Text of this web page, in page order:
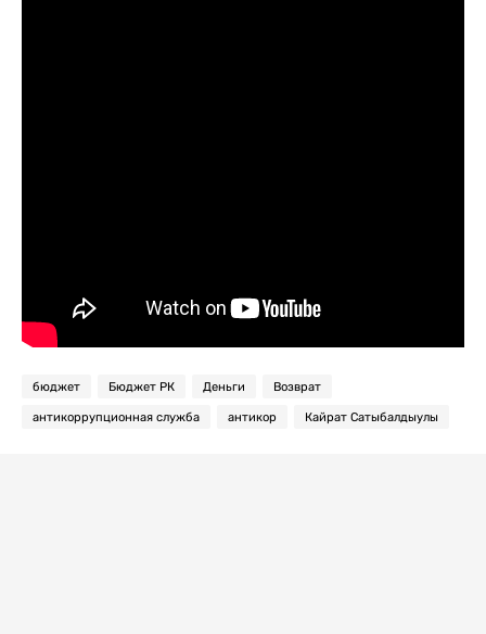
бюджет Бюджет РК Деньги Возврат
антикоррупционная служба антикор Кайрат Сатыбалдыулы